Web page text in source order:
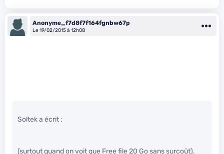
Anonyme_f7d8f7f164fgnbw67p
Le 19/02/2015 à 12h08
Soltek a écrit :
(surtout quand on voit que Free file 20 Go sans surcoût).